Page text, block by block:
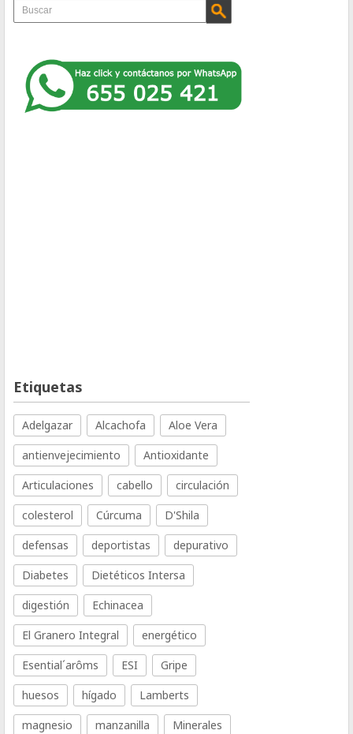
Etiquetas
Adelgazar Alcachofa
Aloe Vera
antienvejecimiento
Antioxidante
Articulaciones
cabello
circulación
colesterol
Cúrcuma
D'Shila
defensas
deportistas
depurativo
Diabetes
Dietéticos Intersa
digestión
Echinacea
El Granero Integral
energético
Esential´arôms
ESI
Gripe
huesos
hígado
Lamberts
magnesio
manzanilla
Minerales